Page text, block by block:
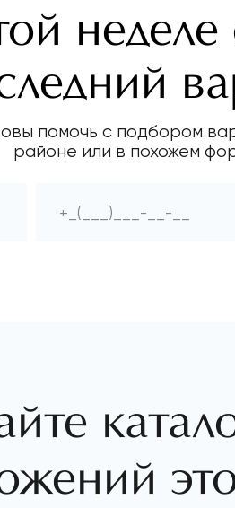
помочь с подбором
районе или в похожем